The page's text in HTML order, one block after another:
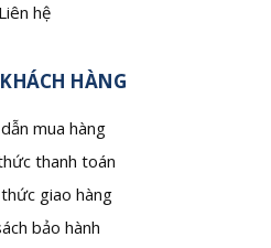
Liên hệ
HÀNG
mua hàng
thanh toán
giao hàng
bảo hành